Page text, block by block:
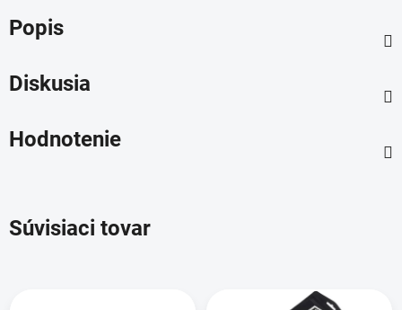
Popis
Diskusia
Hodnotenie
Súvisiaci tovar